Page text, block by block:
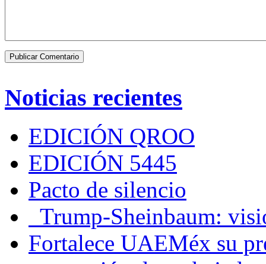
Noticias recientes
EDICIÓN QROO
EDICIÓN 5445
Pacto de silencio
Trump-Sheinbaum:
Fortalece UAEMéx su